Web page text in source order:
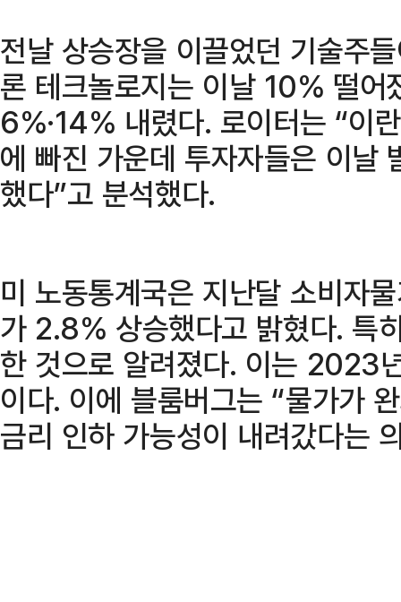
전날 상승장을 이끌었던 기술주
론 테크놀로지는 이날 10% 떨
6%·14% 내렸다. 로이터는 “이
에 빠진 가운데 투자자들은 이날
했다”고 분석했다.
미 노동통계국은 지난달 소비자
가 2.8% 상승했다고 밝혔다. 특
한 것으로 알려졌다. 이는 2023
이다. 이에 블룸버그는 “물가가
금리 인하 가능성이 내려갔다는